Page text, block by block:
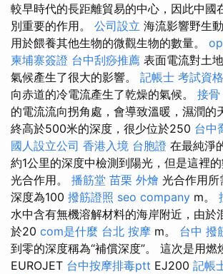
較早時代的長距離貿易的中心，因此中國
別重要的作用。 公司設立 海流影響野生
用於餵養其他生物的微觀生物的數量。
柬埔寨簽證 台中刮痧推薦 表面電流對土
氣候產生了很大的影響。 記帳士 考試資格
向赤道的冷電流產生了乾燥的氣候。 接骨
的電流流向拐角處，會導致溫暖，濕潤
終高於500米的深度，很少位於250 台中
國人設立公司 香港入境 台胞證 在最純淨
約1公里的深度中檢測到陽光，但是這裡
光合作用。 播筋堂 苗栗 外燴 光合作用所
深度為100 撥筋證照 seo company m。
水中含有無機溶解材料的海岸附近，由於
於20 com是什麼 台北 按摩 m。 台中 撥
到零的深度稱為“補償深度”。 這次是用燃
EUROJET 台中按摩排毒ptt EJ200 記帳